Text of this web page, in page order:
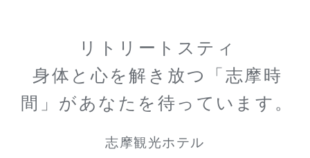
リトリートスティ
身体と心を解き放つ「志摩時
間」があなたを待っています。
志摩観光ホテル